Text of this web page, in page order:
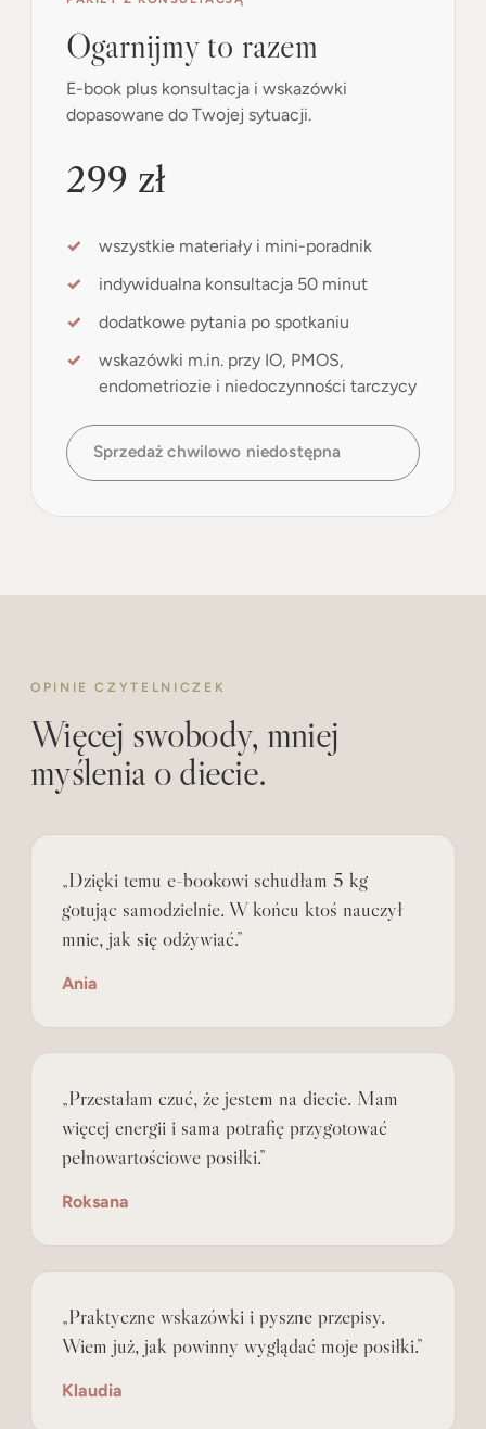
Ogarnijmy to razem
E-book plus konsultacja i wskazówki
dopasowane do Twojej sytuacji.
299 zł
wszystkie materiały i mini-poradnik
indywidualna konsultacja 50 minut
dodatkowe pytania po spotkaniu
wskazówki m.in. przy IO, PMOS,
endometriozie i niedoczynności tarczycy
Sprzedaż chwilowo niedostępna
OPINIE CZYTELNICZEK
Więcej swobody, mniej
myślenia o diecie.
„Dzięki temu e-bookowi schudłam 5 kg
gotując samodzielnie. W końcu ktoś nauczył
mnie, jak się odżywiać.”
Ania
„Przestałam czuć, że jestem na diecie. Mam
więcej energii i sama potrafię przygotować
pełnowartościowe posiłki.”
Roksana
„Praktyczne wskazówki i pyszne przepisy.
Wiem już, jak powinny wyglądać moje posiłki.”
Klaudia